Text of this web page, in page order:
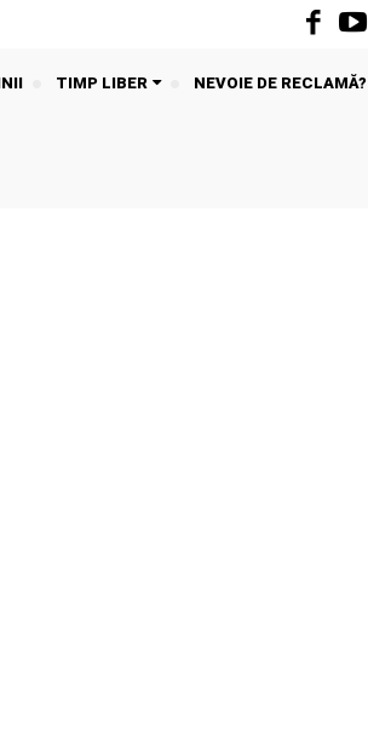
TIMP LIBER
NEVOIE DE RECLAMĂ?